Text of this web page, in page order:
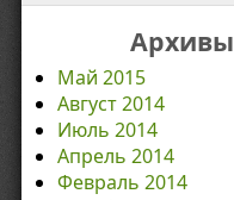
Архивы
Май 2015
Август 2014
Июль 2014
Апрель 2014
Февраль 2014